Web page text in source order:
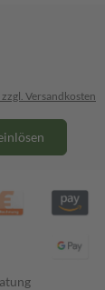
Versandkosten